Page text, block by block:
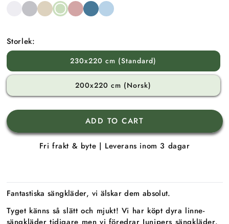
Snow
White
Stone
Grey
Beach
Sand
Sage
Green
Gemstone
Pink
North
Sea
Sky
Blue
Storlek:
230x220 cm (Standard)
200x220 cm (Norsk)
ADD TO CART
Fri frakt & byte | Leverans inom 3 dagar
Fantastiska sängkläder, vi älskar dem absolut.
Tyget känns så slätt och mjukt! Vi har köpt dyra linne-